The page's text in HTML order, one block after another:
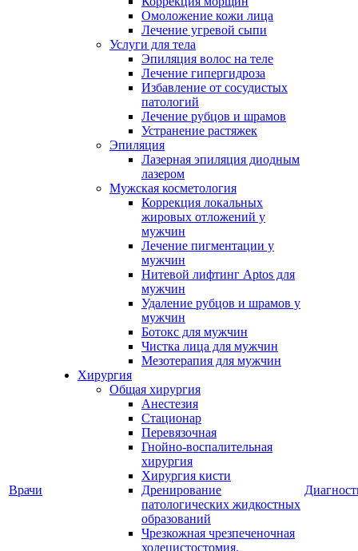
Врачи
Омоложение кожи лица
Лечение угревой сыпи
Услуги для тела
Эпиляция волос на теле
Лечение гипергидроза
Избавление от сосудистых
патологий
Лечение рубцов и шрамов
Устранение растяжек
Эпиляция
Лазерная эпиляция диодным
лазером
Мужская косметология
Коррекция локальных
жировых отложений у
мужчин
Лечение пигментации у
мужчин
Нитевой лифтинг Aptos для
мужчин
Удаление рубцов и шрамов у
мужчин
Ботокс для мужчин
Чистка лица для мужчин
Мезотерапия для мужчин
Хирургия
Общая хирургия
Анестезия
Стационар
Перевязочная
Гнойно-воспалительная
хирургия
Хирургия кисти
Дренирование
патологических жидкостных
образований
Чрезкожная чрезпеченочная
холецистостомия,